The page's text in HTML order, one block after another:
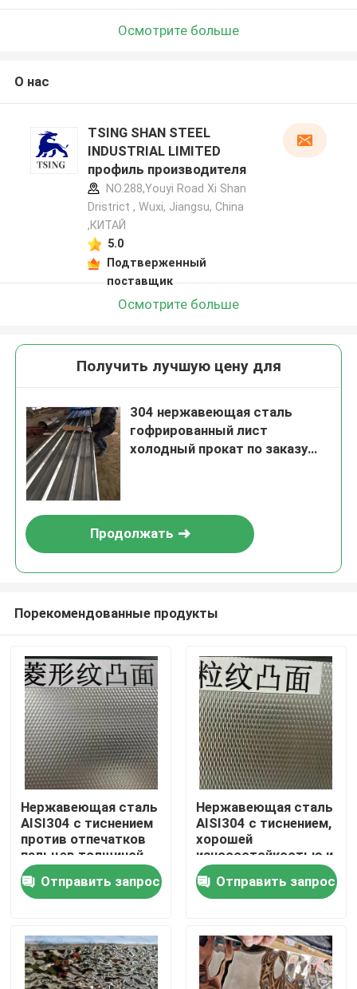
Домой
Продукты
Видеозаписи
Осмотрите больше
О нас
TSING SHAN STEEL
INDUSTRIAL LIMITED
профиль производителя
NO.288,Youyi Road Xi Shan
Dristrict , Wuxi, Jiangsu, China
,КИТАЙ
5.0
Подтверженный
поставщик
Осмотрите больше
Получить лучшую цену для
304 нержавеющая сталь
гофрированный лист
холодный прокат по заказу
Продолжать
Порекомендованные продукты
Нержавеющая сталь
AISI304 с тиснением
против отпечатков
пальцев толщиной
0,4 - 3,0 мм для
архитектурных
применений
Отправить запрос
Нержавеющая сталь
AISI304 с тиснением,
хорошей
износостойкостью и
рельефной
поверхностью для
декоративных
Отправить запрос